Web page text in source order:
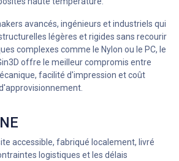
avancés, ingénieurs et industriels qui
légères et rigides sans recourir
complexes comme le Nylon ou le PC, le
offre le meilleur compromis entre
facilité d'impression et coût
accessible, fabriqué localement, livré
logistiques et les délais